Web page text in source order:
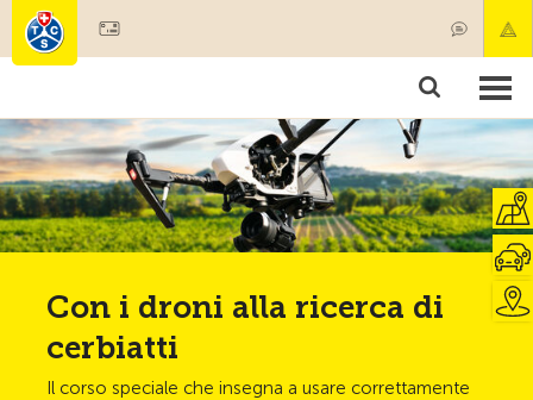
Prodotti & Servizi
Con i droni alla ricerca di
cerbiatti
Il corso speciale che insegna a usare correttamente